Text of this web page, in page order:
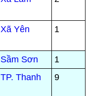
Yên
1
Sơn
1
Thanh
9